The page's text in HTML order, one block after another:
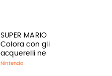
SUPER MARIO
Colora con gli
acquerelli ne
Nintendo